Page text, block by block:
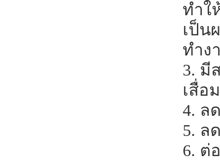
ทำใ
เป็น
ทำง
3. มี
เสื่อ
4. ล
5. ล
6. ต่